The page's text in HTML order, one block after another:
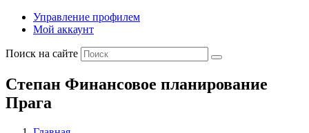
Управление профилем
Мой аккаунт
Поиск на сайте
Степан Финансовое планирование
Прага